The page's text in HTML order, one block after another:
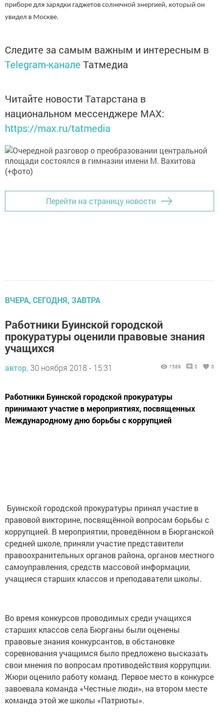
приборе для зарядки гаджетов солнечной энергией, который он
увидел в Москве.
Следите за самым важным и интересным в
Telegram-канале Татмедиа
Читайте новости Татарстана в
национальном мессенджере MАХ:
https://max.ru/tatmedia
Перейти на страницу новости
ВЧЕРА, СЕГОДНЯ, ЗАВТРА
Работники Буинской городской
прокуратуры оценили правовые знания
учащихся
автор, 30 ноября 2018 - 15:31 1589 0 0
Работники Буинской городской прокуратуры
принимают участие в мероприятиях, посвященных
Международному дню борьбы с коррупцией
Буинской городской прокуратуры принял участие в
правовой викторине, посвящённой вопросам борьбы с
коррупцией. В мероприятии, проведённом в Бюрганской
средней школе, приняли участие представители
правоохранительных органов района, органов местного
самоуправления, средств массовой информации,
учащиеся старших классов и преподаватели школы.
Во время конкурсов проводимых среди учащихся
старших классов села Бюрганы были оценены
правовые знания конкурсантов, в обстановке
соревнования учащимся было предложено высказать
свои мнения по вопросам противодействия коррупции.
Жюри оценило работу команд. Первое место в конкурсе
завоевала команда «Честные люди», на втором месте
команда этой же школы «Патриоты».